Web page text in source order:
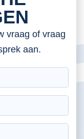
vraag of vraag
aan.